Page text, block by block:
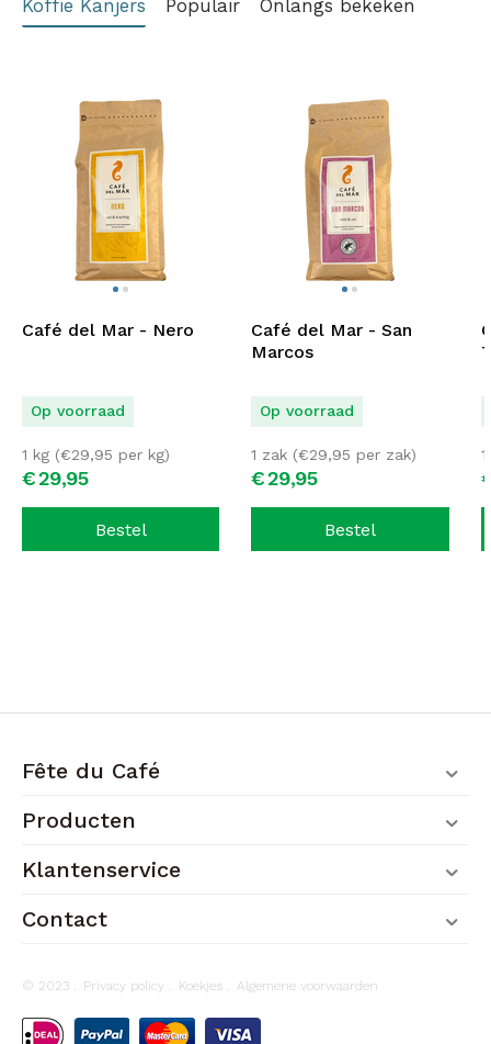
Koffie Kanjers Populair Onlangs bekeken
Café del Mar - Nero
Op voorraad
€29,95
1 kg (€29,95 per kg)
Bestel
Café del Mar - San
Marcos
Op voorraad
€29,95
1 zak (€29,95 per zak)
Bestel
Fête du Café
Producten
Klantenservice
Contact
© 2023 . Privacy policy . Koekjes . Algemene voorwaarden